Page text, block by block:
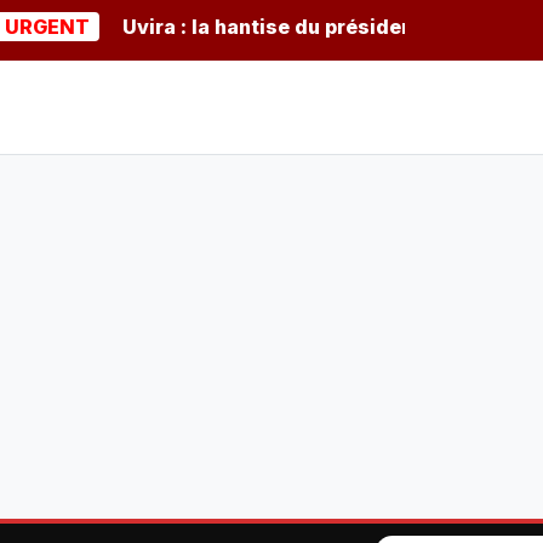
Uvira : la hantise du président burundais